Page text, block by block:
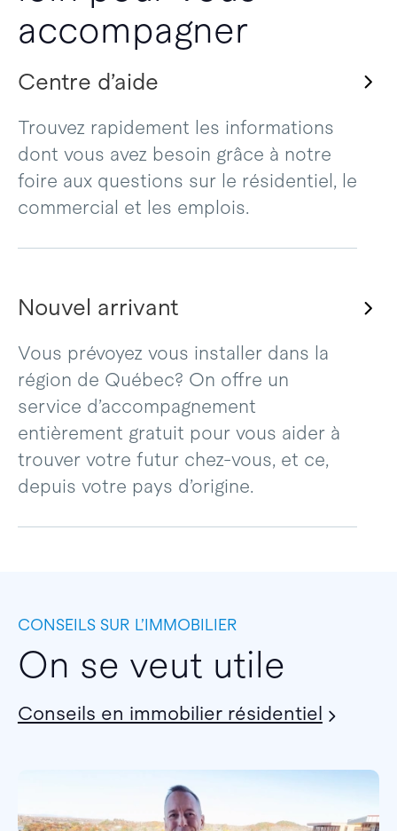
accompagner
Centre d’aide
Trouvez rapidement les informations
dont vous avez besoin grâce à notre
foire aux questions sur le résidentiel, le
commercial et les emplois.
Nouvel arrivant
Vous prévoyez vous installer dans la
région de Québec? On offre un
service d’accompagnement
entièrement gratuit pour vous aider à
trouver votre futur chez-vous, et ce,
depuis votre pays d’origine.
CONSEILS SUR L’IMMOBILIER
On se veut utile
Conseils en immobilier résidentiel